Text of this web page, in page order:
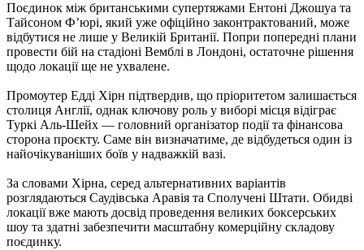
Поєдинок між британськими супертяжами Ентоні Джошуа та
Тайсоном Ф’юрі, який уже офіційно законтрактований, може
відбутися не лише у Великій Британії. Попри попередні плани
провести бій на стадіоні Вемблі в Лондоні, остаточне рішення
щодо локації ще не ухвалене.
Промоутер Едді Хірн підтвердив, що пріоритетом залишається
столиця Англії, однак ключову роль у виборі місця відіграє
Туркі Аль-Шейх — головний організатор події та фінансова
сторона проєкту. Саме він визначатиме, де відбудеться один із
найочікуваніших боїв у надважкій вазі.
За словами Хірна, серед альтернативних варіантів
розглядаються Саудівська Аравія та Сполучені Штати. Обидві
локації вже мають досвід проведення великих боксерських
шоу та здатні забезпечити масштабну комерційну складову
поєдинку.